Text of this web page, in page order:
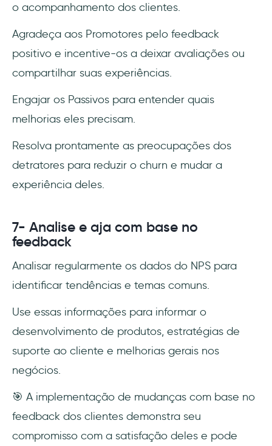
o acompanhamento dos clientes.
Agradeça aos Promotores pelo feedback
positivo e incentive-os a deixar avaliações ou
compartilhar suas experiências.
Engajar os Passivos para entender quais
melhorias eles precisam.
Resolva prontamente as preocupações dos
detratores para reduzir o churn e mudar a
experiência deles.
7- Analise e aja com base no
feedback
Analisar regularmente os dados do NPS para
identificar tendências e temas comuns.
Use essas informações para informar o
desenvolvimento de produtos, estratégias de
suporte ao cliente e melhorias gerais nos
negócios.
🎯 A implementação de mudanças com base no
feedback dos clientes demonstra seu
compromisso com a satisfação deles e pode